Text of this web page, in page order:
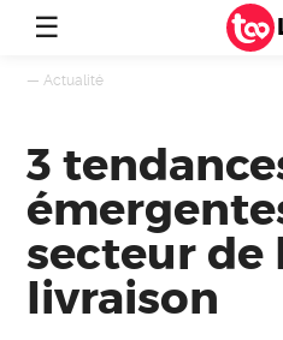
☰
— Actualité
3
secteur de
livraison